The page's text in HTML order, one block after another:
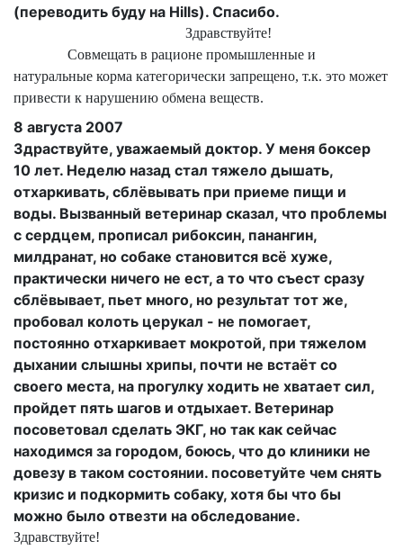
(переводить буду на Hills). Спасибо.
Здравствуйте!
Совмещать в рационе промышленные и
натуральные корма категорически запрещено, т.к. это может
привести к нарушению обмена веществ.
8 августа 2007
Здраствуйте, уважаемый доктор. У меня боксер
10 лет. Неделю назад стал тяжело дышать,
отхаркивать, сблёвывать при приеме пищи и
воды. Вызванный ветеринар сказал, что проблемы
с сердцем, прописал рибоксин, панангин,
милдранат, но собаке становится всё хуже,
практически ничего не ест, а то что съест сразу
сблёвывает, пьет много, но результат тот же,
пробовал колоть церукал - не помогает,
постоянно отхаркивает мокротой, при тяжелом
дыхании слышны хрипы, почти не встаёт со
своего места, на прогулку ходить не хватает сил,
пройдет пять шагов и отдыхает. Ветеринар
посоветовал сделать ЭКГ, но так как сейчас
находимся за городом, боюсь, что до клиники не
довезу в таком состоянии. посоветуйте чем снять
кризис и подкормить собаку, хотя бы что бы
можно было отвезти на обследование.
Здравствуйте!